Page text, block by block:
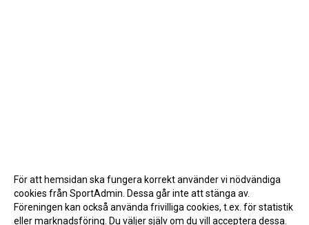
För att hemsidan ska fungera korrekt använder vi nödvändiga
cookies från SportAdmin. Dessa går inte att stänga av.
Föreningen kan också använda frivilliga cookies, t.ex. för statistik
eller marknadsföring. Du väljer själv om du vill acceptera dessa.